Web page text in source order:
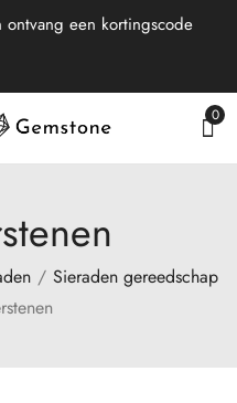
ontvang een kortingscode
0
Sieraden gereedschap